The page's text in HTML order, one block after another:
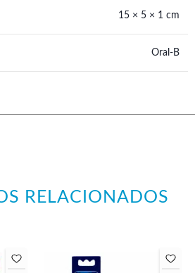
15 × 5 × 1 cm
Oral-B
RELACIONADOS